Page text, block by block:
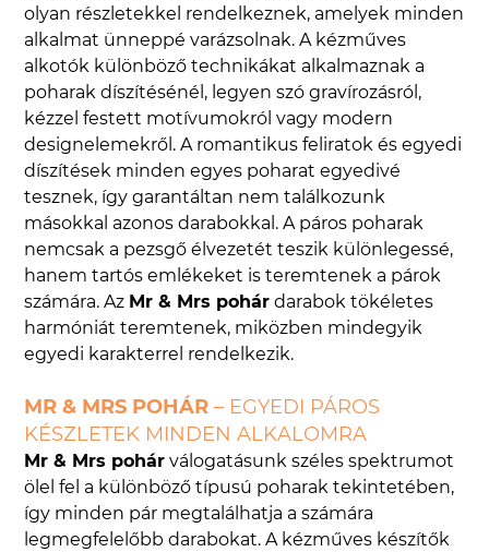
olyan részletekkel rendelkeznek, amelyek minden
alkalmat ünneppé varázsolnak. A kézműves
alkotók különböző technikákat alkalmaznak a
poharak díszítésénél, legyen szó gravírozásról,
kézzel festett motívumokról vagy modern
designelemekről. A romantikus feliratok és egyedi
díszítések minden egyes poharat egyedivé
tesznek, így garantáltan nem találkozunk
másokkal azonos darabokkal. A páros poharak
nemcsak a pezsgő élvezetét teszik különlegessé,
hanem tartós emlékeket is teremtenek a párok
számára. Az Mr & Mrs pohár darabok tökéletes
harmóniát teremtenek, miközben mindegyik
egyedi karakterrel rendelkezik.
MR & MRS POHÁR – EGYEDI PÁROS
KÉSZLETEK MINDEN ALKALOMRA
Mr & Mrs pohár válogatásunk széles spektrumot
ölel fel a különböző típusú poharak tekintetében,
így minden pár megtalálhatja a számára
legmegfelelőbb darabokat. A kézműves készítők